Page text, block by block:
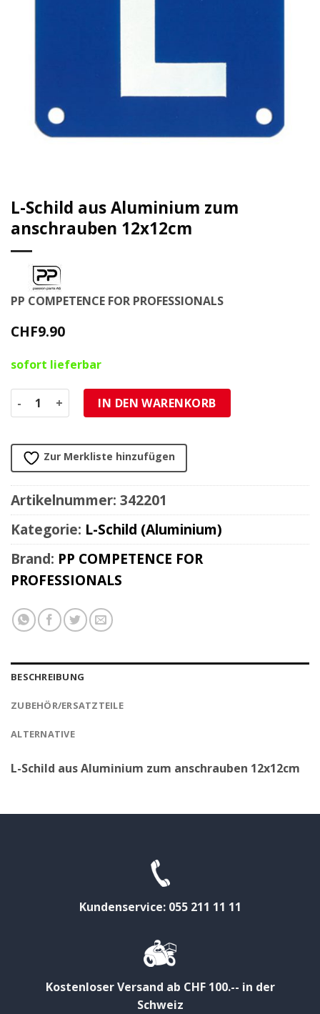
L-Schild aus Aluminium zum
anschrauben 12x12cm
PP COMPETENCE FOR PROFESSIONALS
CHF9.90
sofort lieferbar
L-Schild aus Aluminium zum anschrauben 12x12cm Menge
IN DEN WARENKORB
Zur Merkliste hinzufügen
Artikelnummer: 342201
Kategorie: L-Schild (Aluminium)
Brand: PP COMPETENCE FOR
PROFESSIONALS
BESCHREIBUNG
ZUBEHÖR/ERSATZTEILE
ALTERNATIVE
L-Schild aus Aluminium zum anschrauben 12x12cm
Kundenservice: 055 211 11 11
Kostenloser Versand ab CHF 100.-- in der
Schweiz